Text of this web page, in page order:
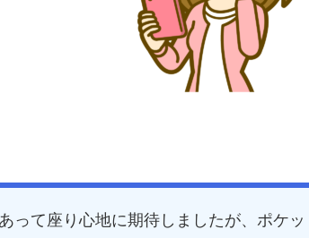
って座り心地に期待しましたが、ポケ